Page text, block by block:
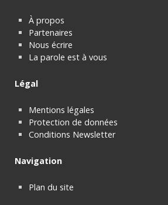
À propos
Partenaires
Nous écrire
La parole est à vous
Légal
Mentions légales
Protection de données
Conditions Newsletter
Navigation
Plan du site